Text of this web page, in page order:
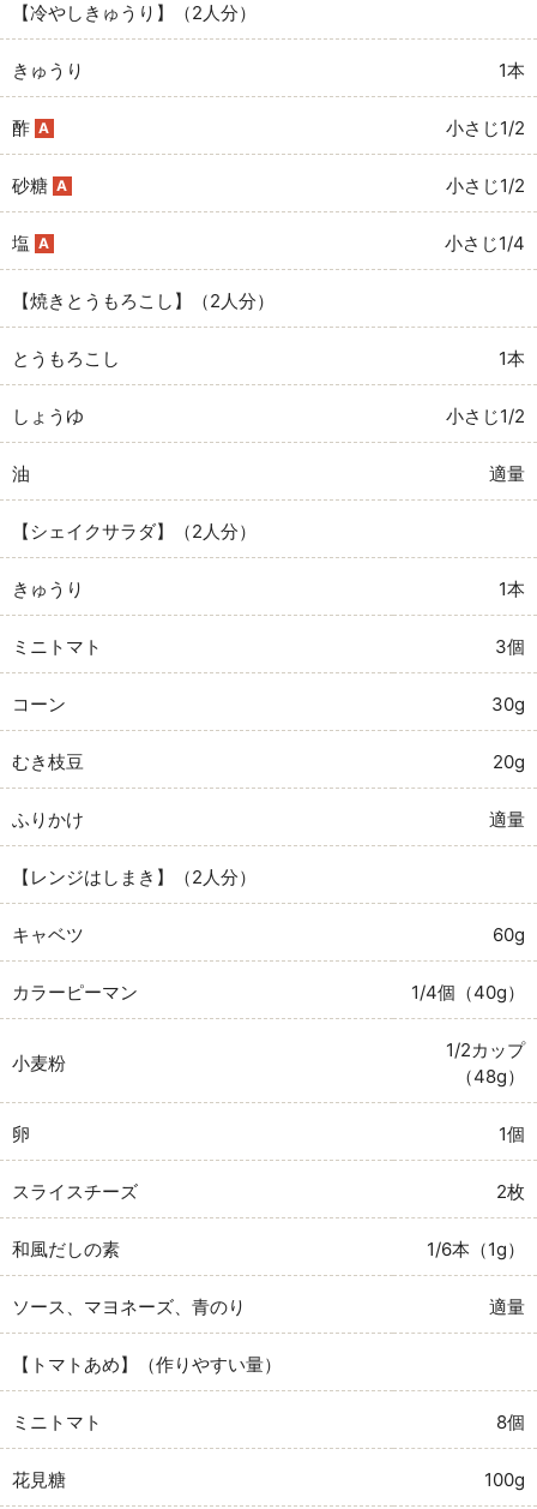
【冷やしきゅうり】（2人分）
きゅうり 1本
酢 A 小さじ1/2
砂糖 A 小さじ1/2
塩 A 小さじ1/4
【焼きとうもろこし】（2人分）
とうもろこし 1本
しょうゆ 小さじ1/2
油 適量
【シェイクサラダ】（2人分）
きゅうり 1本
ミニトマト 3個
コーン 30g
むき枝豆 20g
ふりかけ 適量
【レンジはしまき】（2人分）
キャベツ 60g
カラーピーマン 1/4個（40g）
小麦粉
1/2カップ
（48g）
卵 1個
スライスチーズ 2枚
和風だしの素 1/6本（1g）
ソース、マヨネーズ、青のり 適量
【トマトあめ】（作りやすい量）
ミニトマト 8個
花見糖 100g